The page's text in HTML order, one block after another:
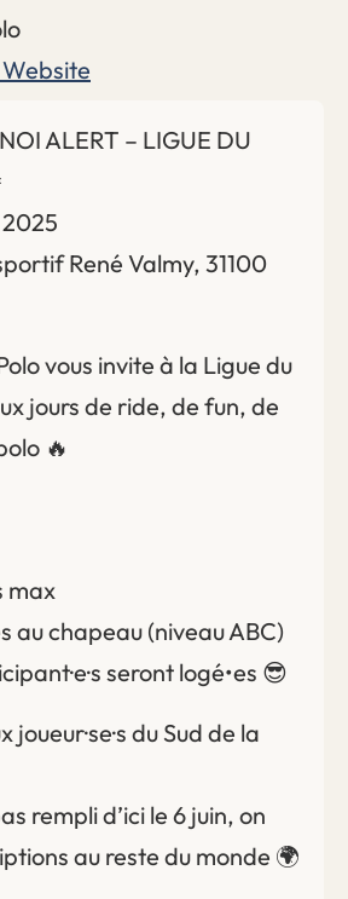
ALERT – LIGUE DU
2025
René Valmy, 31100
vous invite à la Ligue du
jours de ride, de fun, de
🔥
max
au chapeau (niveau ABC)
seront logé•es 😎
joueur·se·s du Sud de la
rempli d’ici le 6 juin, on
au reste du monde 🌍